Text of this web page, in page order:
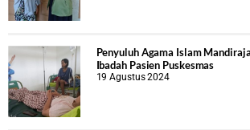
Penyuluh Agama Islam
Ibadah Pasien Puskesmas
19 Agustus 2024